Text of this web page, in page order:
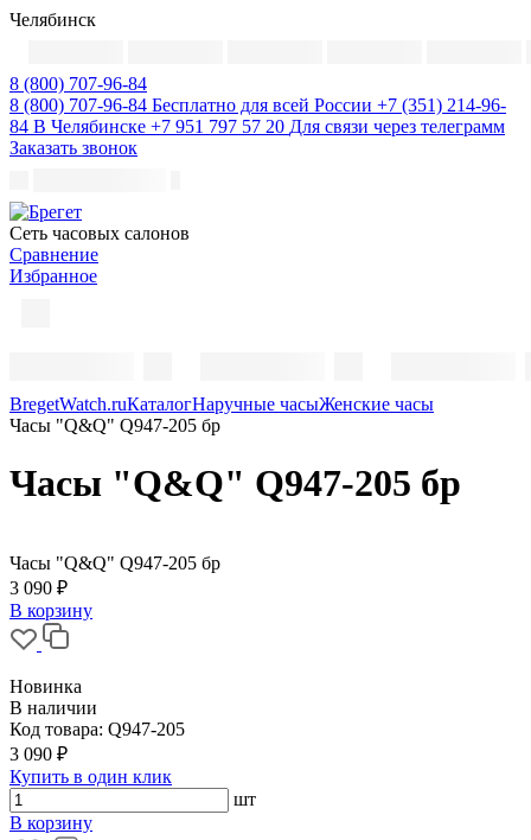
Челябинск
8 (800) 707-96-84
8 (800) 707-96-84 Бесплатно для всей России +7 (351) 214-96-
84 В Челябинске +7 951 797 57 20 Для связи через телеграмм
Заказать звонок
Cеть часовых салонов
Сравнение
Избранное
BregetWatch.ruКаталогНаручные часыЖенские часы
Часы "Q&Q" Q947-205 бр
Часы "Q&Q" Q947-205 бр
Часы "Q&Q" Q947-205 бр
3 090 ₽
В корзину
Новинка
В наличии
Код товара: Q947-205
3 090 ₽
Купить в один клик
шт
В корзину